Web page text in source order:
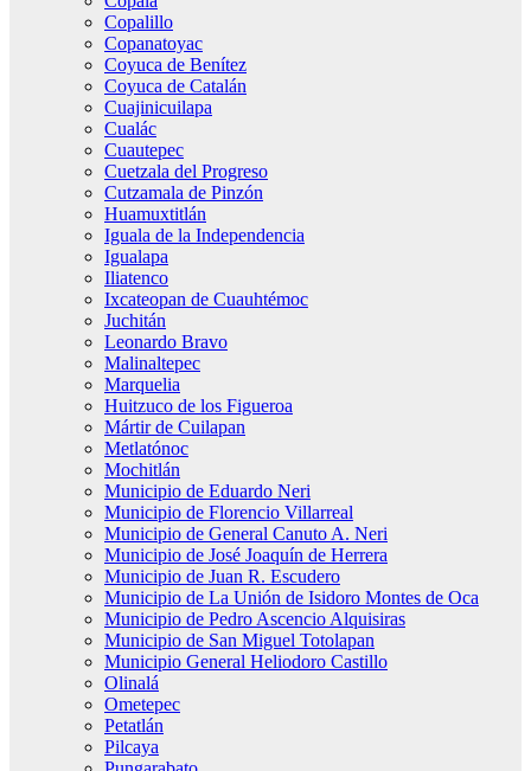
Copalillo
Copanatoyac
Coyuca de Benítez
Coyuca de Catalán
Cuajinicuilapa
Cualác
Cuautepec
Cuetzala del Progreso
Cutzamala de Pinzón
Huamuxtitlán
Iguala de la Independencia
Igualapa
Iliatenco
Ixcateopan de Cuauhtémoc
Juchitán
Leonardo Bravo
Malinaltepec
Marquelia
Huitzuco de los Figueroa
Mártir de Cuilapan
Metlatónoc
Mochitlán
Municipio de Eduardo Neri
Municipio de Florencio Villarreal
Municipio de General Canuto A. Neri
Municipio de José Joaquín de Herrera
Municipio de Juan R. Escudero
Municipio de La Unión de Isidoro Montes de Oca
Municipio de Pedro Ascencio Alquisiras
Municipio de San Miguel Totolapan
Municipio General Heliodoro Castillo
Olinalá
Ometepec
Petatlán
Pilcaya